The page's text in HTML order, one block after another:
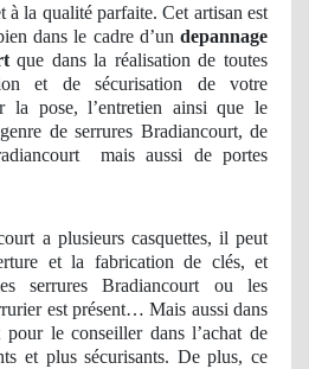
à la qualité parfaite. Cet artisan est
dans le cadre d’un depannage
que dans la réalisation de toutes
et de sécurisation de votre
la pose, l’entretien ainsi que le
de serrures Bradiancourt, de
mais aussi de portes
a plusieurs casquettes, il peut
et la fabrication de clés, et
serrures Bradiancourt ou les
est présent… Mais aussi dans
le conseiller dans l’achat de
et plus sécurisants. De plus, ce